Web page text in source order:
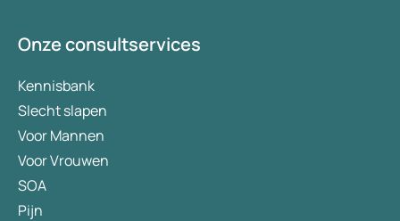
Onze consultservices
Kennisbank
Slecht slapen
Voor Mannen
Voor Vrouwen
SOA
Pijn